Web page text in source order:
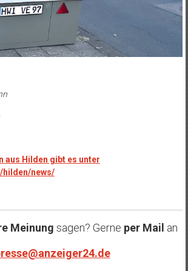
aus Hilden gibt es unter
hilden/news/
Meinung sagen? Gerne per Mail an